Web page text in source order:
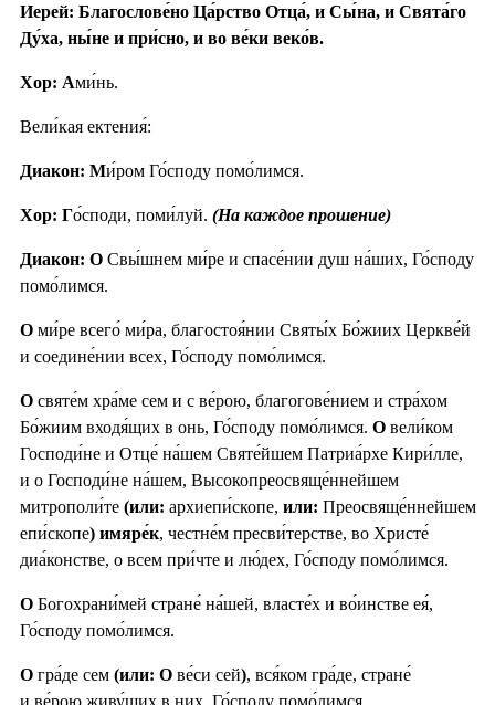
Иерей: Благослове́но Ца́рство Отца́, и Сы́на, и Свята́го
Ду́ха, ны́не и при́сно, и во ве́ки веко́в.
Хор: Ами́нь.
Вели́кая ектения́:
Диакон: Ми́ром Го́споду помо́лимся.
Хор: Го́споди, поми́луй. (На каждое прошение)
Диакон: О Свы́шнем ми́ре и спасе́нии душ на́ших, Го́споду
помо́лимся.
О ми́ре всего́ ми́ра, благостоя́нии Святы́х Бо́жиих Церкве́й
и соедине́нии всех, Го́споду помо́лимся.
О святе́м хра́ме сем и с ве́рою, благогове́нием и стра́хом
Бо́жиим входя́щих в онь, Го́споду помо́лимся. О вели́ком
Господи́не и Отце́ на́шем Святе́йшем Патриа́рхе Кири́лле,
и о Господи́не на́шем, Высокопреосвяще́ннейшем
митрополи́те (или: архиепи́скопе, или: Преосвяще́ннейшем
епи́скопе) имяре́к, честне́м пресви́терстве, во Христе́
диа́констве, о всем при́чте и лю́дех, Го́споду помо́лимся.
О Богохрани́мей стране́ на́шей, власте́х и во́инстве ея́,
Го́споду помо́лимся.
О гра́де сем (или: О ве́си сей), вся́ком гра́де, стране́
и ве́рою живу́щих в них, Го́споду помо́лимся.